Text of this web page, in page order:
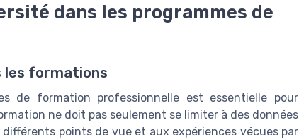
dans les programmes de
les formations
de formation professionnelle est essentielle pour
ne doit pas seulement se limiter à des données
points de vue et aux expériences vécues par